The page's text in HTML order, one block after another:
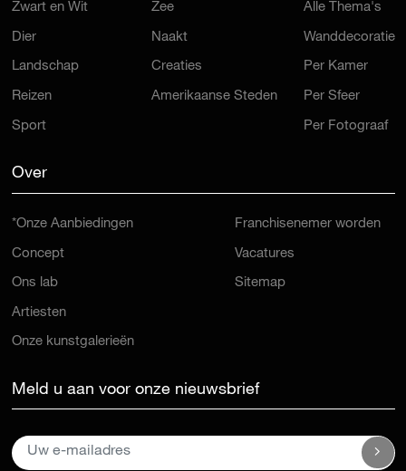
Zwart en Wit
Dier
Landschap
Reizen
Sport
Zee
Naakt
Creaties
Amerikaanse Steden
Alle Thema's
Wanddecoratie
Per Kamer
Per Sfeer
Per Fotograaf
Over
*Onze Aanbiedingen
Concept
Ons lab
Artiesten
Onze kunstgalerieën
Franchisenemer worden
Vacatures
Sitemap
Meld u aan voor onze nieuwsbrief